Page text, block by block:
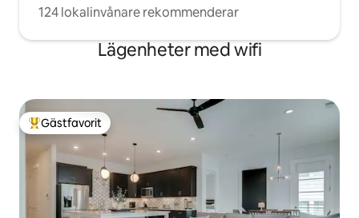
124 lokalinvånare rekommenderar
Lägenheter med wifi
Populär gästfavorit
Gästfavorit